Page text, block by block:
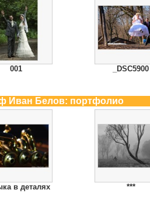
001 _DSC5900
Иван Белов: портфолио
в деталях ***